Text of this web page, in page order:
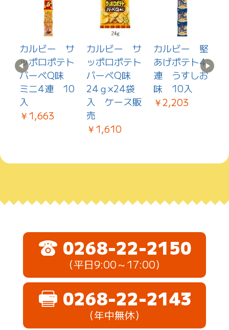
カルビー サ
ッポロポテト
バーべQ味
ミニ4連 10
入
￥1,663
カルビー サ
ッポロポテト
バーべQ味
24ｇ×24袋
入 ケース販
売
￥1,610
カルビー 堅
あげポテト4
連 うすしお
味 10入
￥2,203
0268-22-2150
（平日9:00～17:00）
0268-22-2143
（年中無休）